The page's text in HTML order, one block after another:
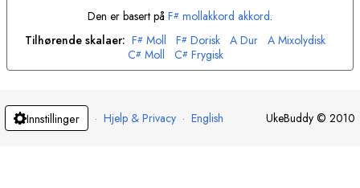
Den er basert på F# mollakkord akkord.
Tilhørende skalaer: F# Moll F# Dorisk A Dur A Mixolydisk
C# Moll C# Frygisk
Innstillinger · Hjelp & Privacy · English UkeBuddy © 2010